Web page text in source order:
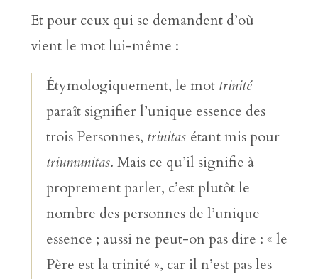
Et pour ceux qui se demandent d’où
vient le mot lui-même :
Étymologiquement, le mot trinité
paraît signifier l’unique essence des
trois Personnes, trinitas étant mis pour
triumunitas. Mais ce qu’il signifie à
proprement parler, c’est plutôt le
nombre des personnes de l’unique
essence ; aussi ne peut-on pas dire : « le
Père est la trinité », car il n’est pas les